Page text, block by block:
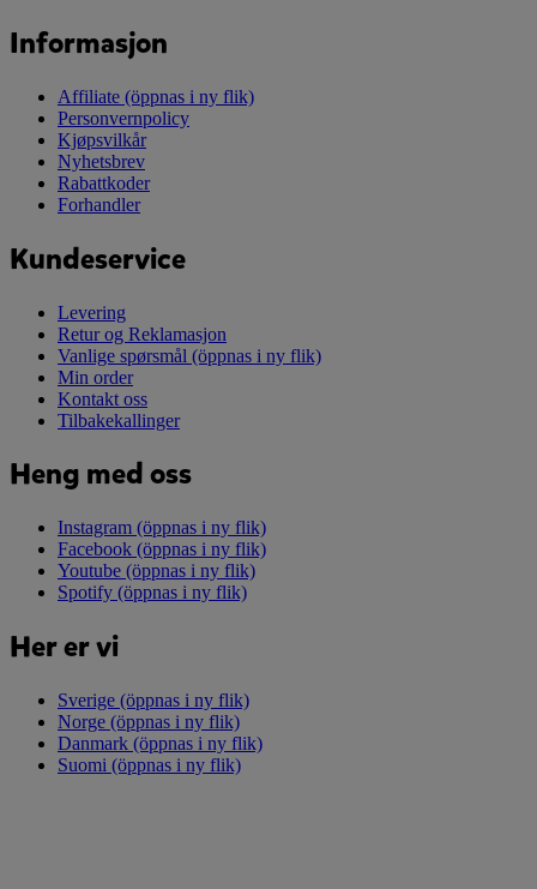
Informasjon
Affiliate (öppnas i ny flik)
Personvernpolicy
Kjøpsvilkår
Nyhetsbrev
Rabattkoder
Forhandler
Kundeservice
Levering
Retur og Reklamasjon
Vanlige spørsmål (öppnas i ny flik)
Min order
Kontakt oss
Tilbakekallinger
Heng med oss
Instagram (öppnas i ny flik)
Facebook (öppnas i ny flik)
Youtube (öppnas i ny flik)
Spotify (öppnas i ny flik)
Her er vi
Sverige (öppnas i ny flik)
Norge (öppnas i ny flik)
Danmark (öppnas i ny flik)
Suomi (öppnas i ny flik)